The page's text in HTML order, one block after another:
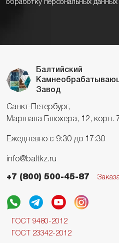
обработку персональных данных
Балтийский
Завод
Санкт-Петербург,
Маршала Блюхера, 12, корп.
Ежедневно с 9:30 до 17:30
info@baltkz.ru
+7 (800) 500-45-87
ГОСТ 9480-2012
ГОСТ 23342-2012